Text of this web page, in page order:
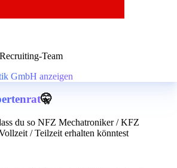
Team
GmbH anzeigen
🤫
du so NFZ Mechatroniker / KFZ
/ Teilzeit erhalten könntest